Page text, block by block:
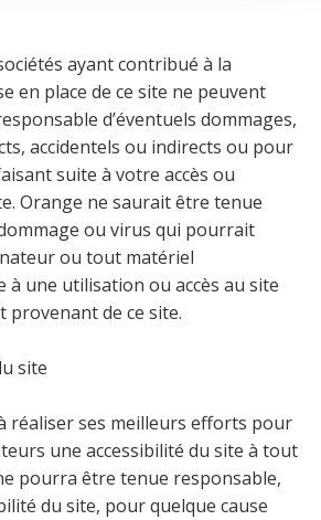
ayant contribué à la
en place de ce site ne peuvent
d’éventuels dommages,
accidentels ou indirects ou pour
suite à votre accès ou
Orange ne saurait être tenue
ou virus qui pourrait
ou tout matériel
à une utilisation ou accès au site
provenant de ce site.
site
réaliser ses meilleurs efforts pour
une accessibilité du site à tout
pourra être tenue responsable,
du site, pour quelque cause